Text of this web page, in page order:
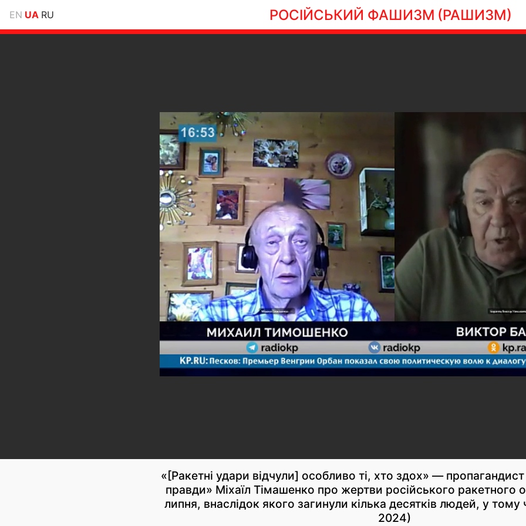
EN UA RU РОСІЙСЬКИЙ ФАШИЗМ (РАШИЗМ)
«[Ракетні удари відчули] особливо ті, хто здох» —
правди» Міхаїл Тімашенко про жертви російського ракетного
липня, внаслідок якого загинули кілька десятків людей, у тому
2024)